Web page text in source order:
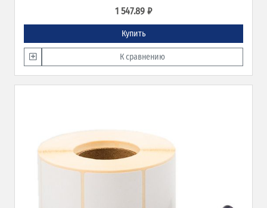
1 547.89 ₽
Купить
К сравнению